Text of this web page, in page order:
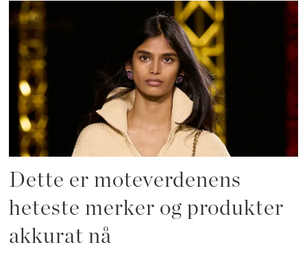
Dette er moteverdenens
heteste merker og produkter
akkurat nå